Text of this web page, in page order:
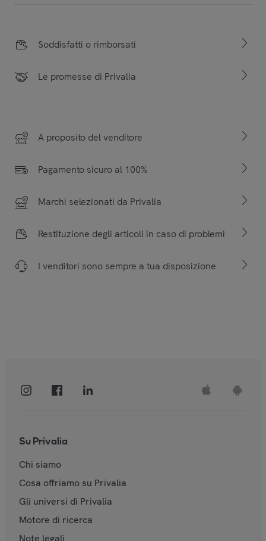
Soddisfatti o rimborsati
Le promesse di Privalia
A proposito del venditore
Pagamento sicuro al 100%
Marchi selezionati da Privalia
Restituzione degli articoli in caso di problemi
I venditori sono sempre a tua disposizione
Su Privalia
Chi siamo
Cosa offriamo su Privalia
Gli universi di Privalia
Motore di ricerca
Note legali